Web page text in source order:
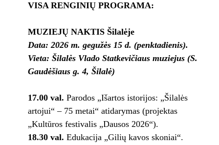
VISA RENGINIŲ PROGRAMA:
MUZIEJŲ NAKTIS Šilalėje
Data: 2026 m. gegužės 15 d. (penktadienis).
Vieta: Šilalės Vlado Statkevičiaus muziejus (S.
Gaudėšiaus g. 4, Šilalė)
17.00 val. Parodos „Išartos istorijos: „Šilalės
artojui“ – 75 metai“ atidarymas (projektas
„Kultūros festivalis „Dausos 2026“).
18.30 val. Edukacija „Gilių kavos skoniai“.